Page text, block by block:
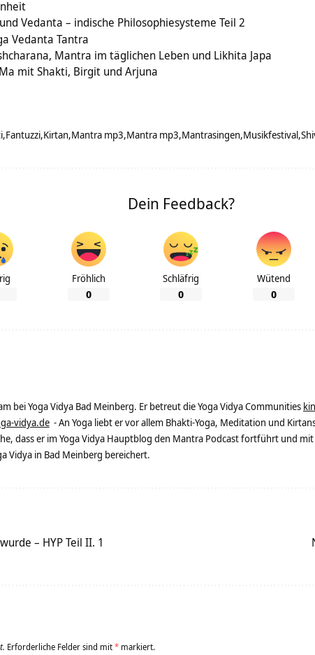
Vedanta – indische Philosophiesysteme Teil 2
Vedanta Tantra
Mantra im täglichen Leben und Likhita Japa
mit Shakti, Birgit und Arjuna
Fantuzzi Kirtan Mantra mp3 Mantra mp3 Mantrasingen Musikfestival
Dein Feedback?
Fröhlich
0
Schläfrig
0
Wütend
0
bei Yoga Vidya Bad Meinberg. Er betreut die Yoga Vidya Communities
vidya.de - An Yoga liebt er vor allem Bhakti-Yoga, Meditation und
dass er im Yoga Vidya Hauptblog den Mantra Podcast fortführt und
Vidya in Bad Meinberg bereichert.
– HYP Teil II. 1
Erforderliche Felder sind mit* markiert.